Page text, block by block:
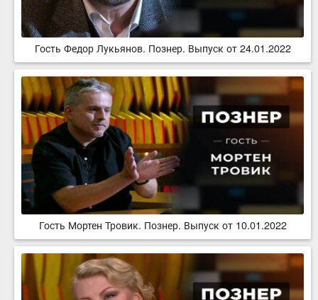
Гость Федор Лукьянов. Познер. Выпуск от 24.01.2022
Гость Мортен Тровик. Познер. Выпуск от 10.01.2022